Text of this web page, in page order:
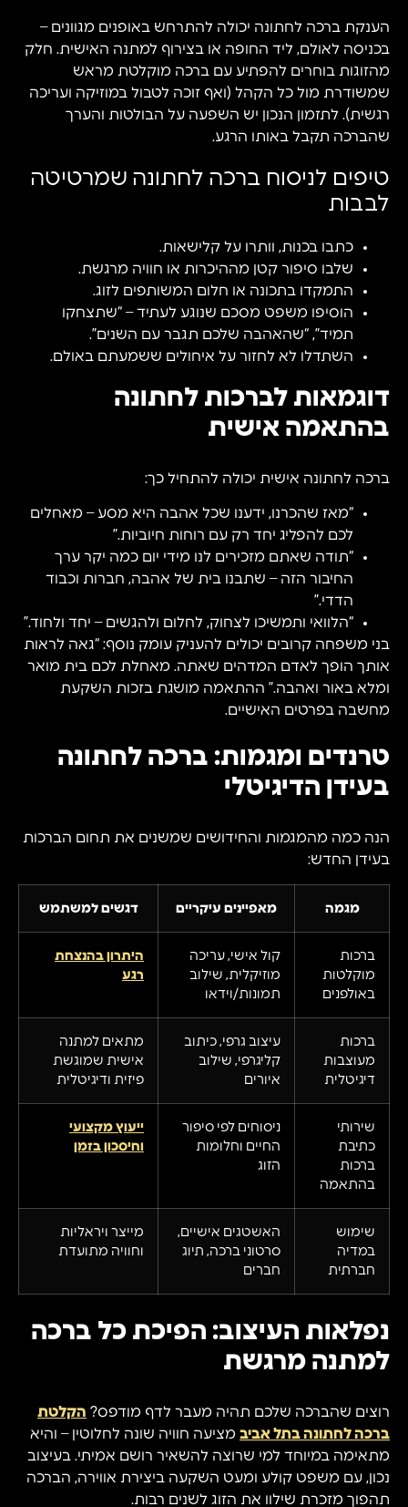
הענקת ברכה לחתונה יכולה להתרחש באופנים מגוונים –
בכניסה לאולם, ליד החופה או בצירוף למתנה האישית. חלק
מהזוגות בוחרים להפתיע עם ברכה מוקלטת מראש
שמשודרת מול כל הקהל (ואף זוכה לטבול במוזיקה ועריכה
רגשית). לתזמון הנכון יש השפעה על הבולטות והערך
שהברכה תקבל באותו הרגע.
טיפים לניסוח ברכה לחתונה שמרטיטה
לבבות
כתבו בכנות, וותרו על קלישאות.
שלבו סיפור קטן מההיכרות או חוויה מרגשת.
התמקדו בתכונה או חלום המשותפים לזוג.
הוסיפו משפט מסכם שנוגע לעתיד – “שתצחקו
תמיד”, “שהאהבה שלכם תגבר עם השנים”.
השתדלו לא לחזור על איחולים ששמעתם באולם.
דוגמאות לברכות לחתונה
בהתאמה אישית
ברכה לחתונה אישית יכולה להתחיל כך:
“מאז שהכרנו, ידענו שכל אהבה היא מסע – מאחלים
לכם להפליג יחד רק עם רוחות חיוביות.”
“תודה שאתם מזכירים לנו מידי יום כמה יקר ערך
החיבור הזה – שתבנו בית של אהבה, חברות וכבוד
הדדי.”
“הלוואי ותמשיכו לצחוק, לחלום ולהגשים – יחד ולחוד.”
בני משפחה קרובים יכולים להעניק עומק נוסף: “גאה לראות
אותך הופך לאדם המדהים שאתה. מאחלת לכם בית מואר
ומלא באור ואהבה.” ההתאמה מושגת בזכות השקעת
מחשבה בפרטים האישיים.
טרנדים ומגמות: ברכה לחתונה
בעידן הדיגיטלי
הנה כמה מהמגמות והחידושים שמשנים את תחום הברכות
בעידן החדש:
מגמה מאפיינים עיקריים דגשים למשתמש
ברכות
מוקלטות
באולפנים
קול אישי, עריכה
מוזיקלית, שילוב
תמונות/וידאו
היתרון בהנצחת
רגע
ברכות
מעוצבות
דיגיטלית
עיצוב גרפי, כיתוב
קליגרפי, שילוב
איורים
מתאים למתנה
אישית שמוגשת
פיזית ודיגיטלית
שירותי
כתיבת
ברכות
בהתאמה
ניסוחים לפי סיפור
החיים וחלומות
הזוג
ייעוץ מקצועי
וחיסכון בזמן
שימוש
במדיה
חברתית
האשטגים אישיים,
סרטוני ברכה, תיוג
חברים
מייצר ויראליות
וחוויה מתועדת
נפלאות העיצוב: הפיכת כל ברכה
למתנה מרגשת
רוצים שהברכה שלכם תהיה מעבר לדף מודפס? הקלטת
ברכה לחתונה בתל אביב מציעה חוויה שונה לחלוטין – והיא
מתאימה במיוחד למי שרוצה להשאיר רושם אמיתי. בעיצוב
נכון, עם משפט קולע ומעט השקעה ביצירת אווירה, הברכה
תהפוך מזכרת שילוו את הזוג לשנים רבות.